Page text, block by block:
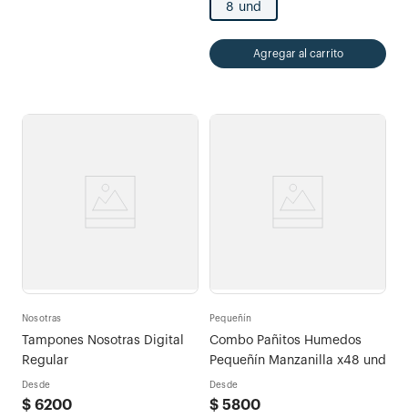
8 und
Agregar al carrito
Nosotras
Tampones Nosotras Digital
Regular
Desde
$ 6200
Pequeñín
Combo Pañitos Humedos
Pequeñín Manzanilla x48 und
Desde
$ 5800